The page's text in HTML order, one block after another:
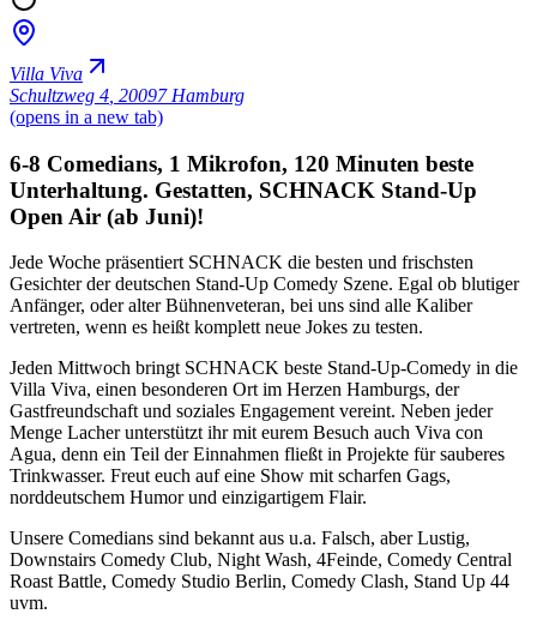
Villa Viva
Schultzweg 4 20097 Hamburg
(opens in a new tab)
6-8 Comedians, 1 Mikrofon, 120 Minuten beste
Unterhaltung. Gestatten, SCHNACK Stand-Up
Open Air (ab Juni)!
Jede Woche präsentiert SCHNACK die besten und frischsten
Gesichter der deutschen Stand-Up Comedy Szene. Egal ob blutiger
Anfänger, oder alter Bühnenveteran, bei uns sind alle Kaliber
vertreten, wenn es heißt komplett neue Jokes zu testen.
Jeden Mittwoch bringt SCHNACK beste Stand-Up-Comedy in die
Villa Viva, einen besonderen Ort im Herzen Hamburgs, der
Gastfreundschaft und soziales Engagement vereint. Neben jeder
Menge Lacher unterstützt ihr mit eurem Besuch auch Viva con
Agua, denn ein Teil der Einnahmen fließt in Projekte für sauberes
Trinkwasser. Freut euch auf eine Show mit scharfen Gags,
norddeutschem Humor und einzigartigem Flair.
Unsere Comedians sind bekannt aus u.a. Falsch, aber Lustig,
Downstairs Comedy Club, Night Wash, 4Feinde, Comedy Central
Roast Battle, Comedy Studio Berlin, Comedy Clash, Stand Up 44
uvm.